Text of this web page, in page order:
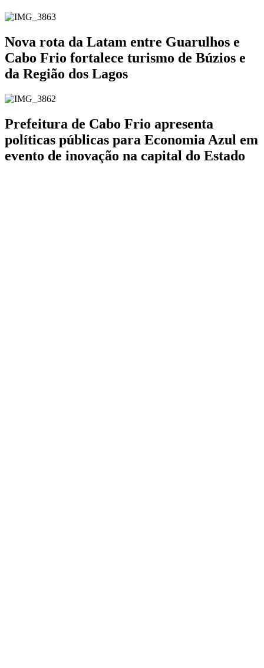
Nova rota da Latam entre Guarulhos e
Cabo Frio fortalece turismo de Búzios e
da Região dos Lagos
Prefeitura de Cabo Frio apresenta
políticas públicas para Economia Azul em
evento de inovação na capital do Estado